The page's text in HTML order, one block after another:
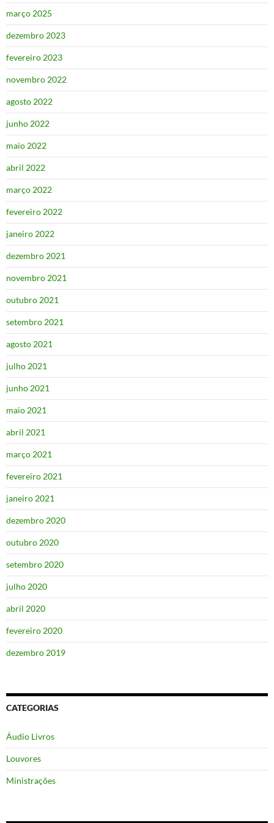
março 2025
dezembro 2023
fevereiro 2023
novembro 2022
agosto 2022
junho 2022
maio 2022
abril 2022
março 2022
fevereiro 2022
janeiro 2022
dezembro 2021
novembro 2021
outubro 2021
setembro 2021
agosto 2021
julho 2021
junho 2021
maio 2021
abril 2021
março 2021
fevereiro 2021
janeiro 2021
dezembro 2020
outubro 2020
setembro 2020
julho 2020
abril 2020
fevereiro 2020
dezembro 2019
CATEGORIAS
Áudio Livros
Louvores
Ministrações